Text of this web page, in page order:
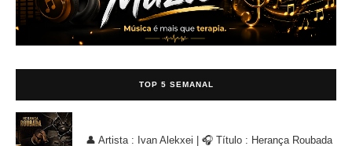
TOP 5 SEMANAL
👤 Artista : Ivan Alekxei | 🎧 Título : Herança Roubada